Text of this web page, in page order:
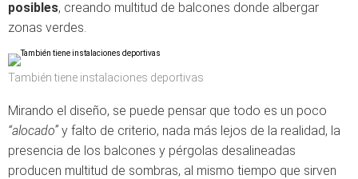
posibles, creando multitud de balcones donde albergar
zonas verdes.
También tiene instalaciones deportivas
Mirando el diseño, se puede pensar que todo es un poco
“alocado”y falto de criterio, nada más lejos de la realidad, la
presencia de los balcones y pérgolas desalineadas
producen multitud de sombras, al mismo tiempo que sirven